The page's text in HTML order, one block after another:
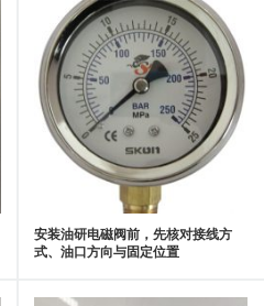
安装油研电磁阀前，先核对接线方
式、油口方向与固定位置